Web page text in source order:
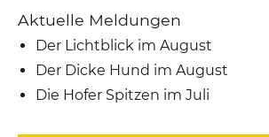
Aktuelle Meldungen
Der Lichtblick im August
Der Dicke Hund im August
Die Hofer Spitzen im Juli